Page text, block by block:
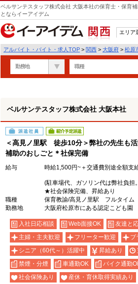
ベルサンテスタッフ株式会社 大阪本社の保育士・保育
とならイーアイデム
関西
エリア
アルバイト・バイト・求人TOP > 関西 > 大阪府 > 松原
勤務地 職種
遣
ベルサンテスタッフ株式会社 大阪本社
派遣社員 紹介予定派遣
＜高見ノ里駅 徒歩10分＞弊社の先生も
補助のおしごと＊社保完備
給与 時給1,500円~＋交通費別途全額支
(駐車場代、ガソリン代は弊社負担
★社会保険完備、昇給あり
職種
保育教諭/高見ノ里駅 フルタイ
勤務地
大阪府松原市にある認定こども園
入社日応相談 Web面接OK 友達と
主婦・主夫歓迎
フリーター歓迎 ブ
シニア（60代～）活躍中
昇給あり
禁煙・分煙
車通勤OK バイク通勤
社会保険あり
産休・育休取得実績あり